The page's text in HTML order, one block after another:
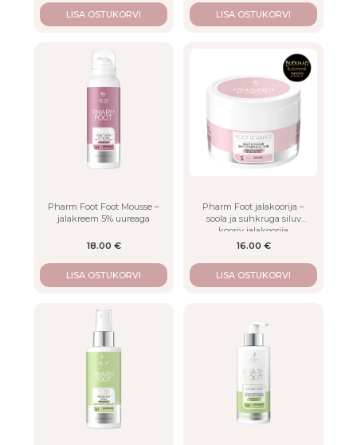
LISA OSTUKORVI LISA OSTUKORVI
Pharm Foot Foot Mousse –
jalakreem 5% uureaga
18.00 €
LISA OSTUKORVI
Pharm Foot jalakoorija –
soola ja suhkruga siluv
kooriv jalakoorija
16.00 €
LISA OSTUKORVI